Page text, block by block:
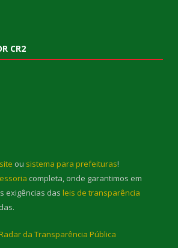
CR2
ou sistema para prefeituras!
completa, onde garantimos em
exigências das leis de transparência
da Transparência Pública